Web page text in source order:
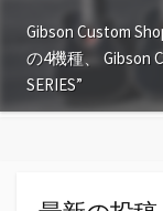
Gibson Custom
の4機種、 Gibson
SERIES”